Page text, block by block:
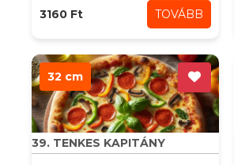
3160 Ft TOVÁBB
32 cm
39. TENKES KAPITÁNY